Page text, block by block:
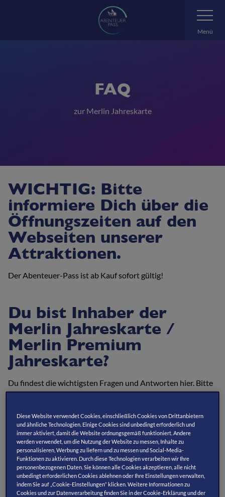
Navigation
Menü
FAQ
zur Merlin Jahreskarte
WICHTIG: Bitte
informiere Dich über die
Öffnungszeiten auf den
Webseiten unserer
Attraktionen.
Der Abenteuer-Pass ist ab Kauf sofort gültig!
Du bist Inhaber der
Merlin Jahreskarte /
Merlin Premium
Jahreskarte?
Du findest die wichtigsten Fragen und Antworten hier. Bitte
beachte, dass diese Produkte nicht mehr verkauft oder
Gültigkeit. Du kannst im Anschluss in den neuen Merlin
Abenteuer-Pass wechseln (sieheWechsel-Angebot).
Hier findest Du eine Übersicht über die Leistungen Deiner
bestehenden Merlin Jahreskarte / Merlin Jahreskarte
Premium.
Diese Website verwendet Cookies, einschließlich Cookies von Drittanbietern
und ähnliche Technologien. Einige Cookies sind unbedingt erforderlich und
immer aktiviert, damit die Website ordnungsgemäß funktioniert. Andere
werden verwendet, um die Nutzung der Website zu messen, Inhalte zu
personalisieren, Werbung zu liefern und zu messen und Social-Media-
Funktionen zu aktivieren. Durch diese Technologien verarbeiten wir Ihre
personenbezogenen Daten. Sie können alle Cookies akzeptieren, alle nicht
unbedingt erforderlichen Cookies ablehnen oder Ihre Einstellungen verwalten,
indem Sie auf „Cookie-Einstellungen“ klicken. Weitere Informationen zu
Cookies und zur Datenverarbeitung finden Sie in der Cookie-Erklärung und der